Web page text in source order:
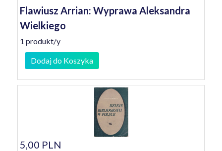
Flawiusz Arrian: Wyprawa Aleksandra
Wielkiego
1 produkt/y
Dodaj do Koszyka
5,00 PLN